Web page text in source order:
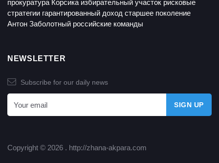
прокуратура Корсика избирательный участок рисковые
стратегии гарантированный доход старшее поколение
Антон Заболотный российские команды
NEWSLETTER
Subscribe for our daily news
Copyright © 2026 . http://zhana-akpara.com